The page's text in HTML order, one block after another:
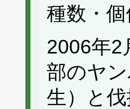
種数・
2006年2
部のヤ
生）と